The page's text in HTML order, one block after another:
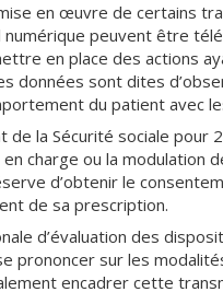
en œuvre de certains
numérique peuvent être
en place des actions
données sont dites
du patient avec
de la Sécurité sociale pour
charge ou la modulation
d’obtenir le
de sa prescription.
d’évaluation des
prononcer sur les
encadrer cette